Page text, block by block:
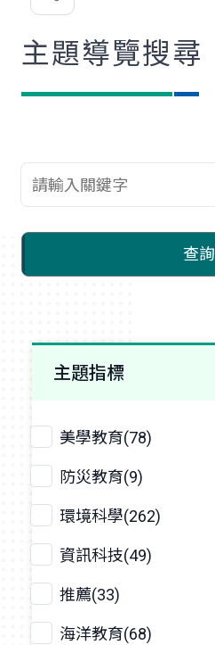
歡
主題導覽搜尋
查詢關鍵字
查詢
主題指標
美學教育(78)
防災教育(9)
環境科學(262)
資訊科技(49)
推薦(33)
海洋教育(68)